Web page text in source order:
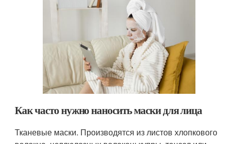
Как часто нужно наносить маски для лица
Тканевые маски. Производятся из листов хлопкового